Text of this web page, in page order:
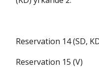
Reservation 14 (SD,
Reservation 15 (V)